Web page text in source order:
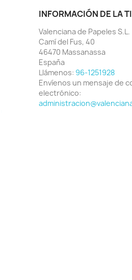
INFORMACIÓN DE LA
Valenciana de Papeles S.L.
Camí del Fus, 40
46470 Massanassa
España
Llámenos: 96-1251928
Envíenos un mensaje de
electrónico: